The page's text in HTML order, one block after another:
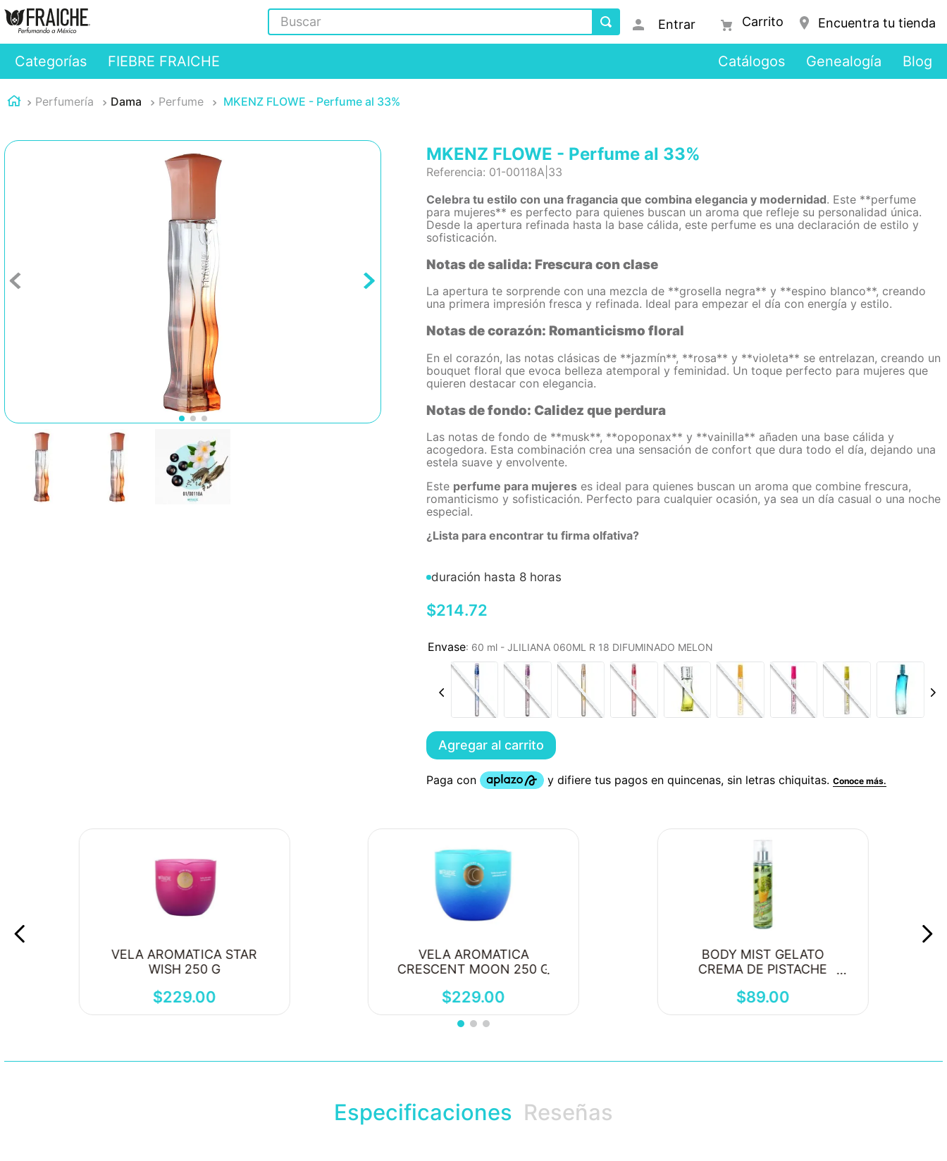
Buscar
Entrar Encuentra tu tienda
Categorías FIEBRE FRAICHE Catálogos Genealogía Blog
Perfumería Dama Perfume MKENZ FLOWE - Perfume al 33%
MKENZ FLOWE - Perfume al 33%
Referencia: 01-00118A|33
Celebra tu estilo con una fragancia que combina elegancia y modernidad. Este **perfume
para mujeres** es perfecto para quienes buscan un aroma que refleje su personalidad única.
Desde la apertura refinada hasta la base cálida, este perfume es una declaración de estilo y
sofisticación.
Notas de salida: Frescura con clase
La apertura te sorprende con una mezcla de **grosella negra** y **espino blanco**, creando
una primera impresión fresca y refinada. Ideal para empezar el día con energía y estilo.
Notas de corazón: Romanticismo floral
En el corazón, las notas clásicas de **jazmín**, **rosa** y **violeta** se entrelazan, creando un
bouquet floral que evoca belleza atemporal y feminidad. Un toque perfecto para mujeres que
quieren destacar con elegancia.
Notas de fondo: Calidez que perdura
Las notas de fondo de **musk**, **opoponax** y **vainilla** añaden una base cálida y
acogedora. Esta combinación crea una sensación de confort que dura todo el día, dejando una
estela suave y envolvente.
Este perfume para mujeres es ideal para quienes buscan un aroma que combine frescura,
romanticismo y sofisticación. Perfecto para cualquier ocasión, ya sea un día casual o una noche
especial.
¿Lista para encontrar tu firma olfativa?
duración hasta 8 horas
$214.72
: 60 ml - JLILIANA 060ML R 18 DIFUMINADO MELON
Agregar al carrito
VELA AROMATICA STAR
WISH 250 G
$229.00
VELA AROMATICA
CRESCENT MOON 250 G
$229.00
BODY MIST GELATO
CREMA DE PISTACHE
$89.00
Especificaciones Reseñas